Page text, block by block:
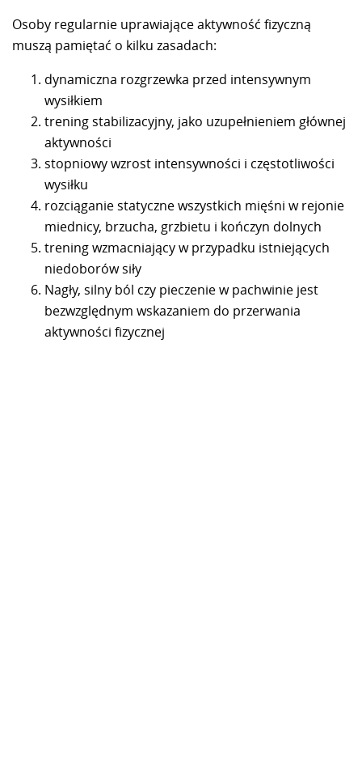
Osoby regularnie uprawiające aktywność fizyczną
muszą pamiętać o kilku zasadach:
dynamiczna rozgrzewka przed intensywnym
wysiłkiem
trening stabilizacyjny, jako uzupełnieniem głównej
aktywności
stopniowy wzrost intensywności i częstotliwości
wysiłku
rozciąganie statyczne wszystkich mięśni w rejonie
miednicy, brzucha, grzbietu i kończyn dolnych
trening wzmacniający w przypadku istniejących
niedoborów siły
Nagły, silny ból czy pieczenie w pachwinie jest
bezwzględnym wskazaniem do przerwania
aktywności fizycznej